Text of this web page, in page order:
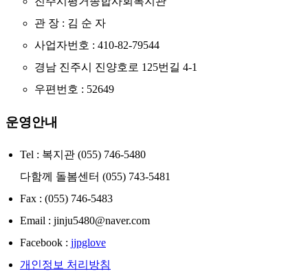
관 장 : 김 순 자
사업자번호 : 410-82-79544
경남 진주시 진양호로 125번길 4-1
우편번호 : 52649
운영안내
Tel : 복지관 (055) 746-5480
다함께 돌봄센터 (055) 743-5481
Fax : (055) 746-5483
Email : jinju5480@naver.com
Facebook : jjpglove
개인정보 처리방침